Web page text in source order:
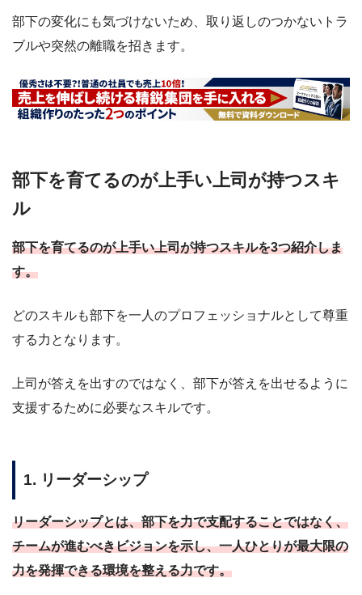
部下の変化にも気づけないため、取り返しのつかないトラ
ブルや突然の離職を招きます。
部下を育てるのが上手い上司が持つスキ
ル
部下を育てるのが上手い上司が持つスキルを3つ紹介しま
す。
どのスキルも部下を一人のプロフェッショナルとして尊重
する力となります。
上司が答えを出すのではなく、部下が答えを出せるように
支援するために必要なスキルです。
1. リーダーシップ
リーダーシップとは、部下を力で支配することではなく、
チームが進むべきビジョンを示し、一人ひとりが最大限の
力を発揮できる環境を整える力です。